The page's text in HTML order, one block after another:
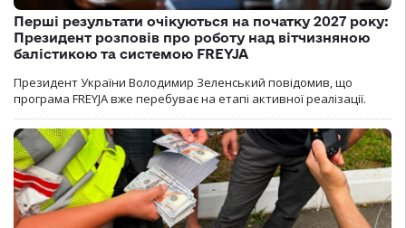
Перші результати очікуються на початку 2027 року:
Президент розповів про роботу над вітчизняною
балістикою та системою FREYJA
Президент України Володимир Зеленський повідомив, що
програма FREYJA вже перебуває на етапі активної реалізації.